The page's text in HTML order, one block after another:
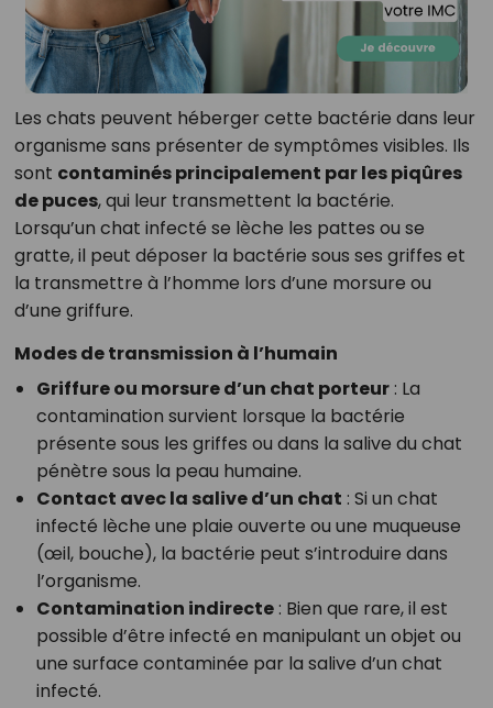
Les chats peuvent héberger cette bactérie dans leur
organisme sans présenter de symptômes visibles. Ils
sont contaminés principalement par les piqûres
de puces, qui leur transmettent la bactérie.
Lorsqu’un chat infecté se lèche les pattes ou se
gratte, il peut déposer la bactérie sous ses griffes et
la transmettre à l’homme lors d’une morsure ou
d’une griffure.
Modes de transmission à l’humain
Griffure ou morsure d’un chat porteur: La
contamination survient lorsque la bactérie
présente sous les griffes ou dans la salive du chat
pénètre sous la peau humaine.
Contact avec la salive d’un chat : Si un chat
infecté lèche une plaie ouverte ou une muqueuse
(œil, bouche), la bactérie peut s’introduire dans
l’organisme.
Contamination indirecte: Bien que rare, il est
possible d’être infecté en manipulant un objet ou
une surface contaminée par la salive d’un chat
infecté.